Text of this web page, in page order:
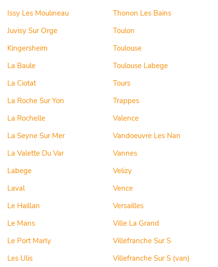
Issy Les Moulineau
Juvisy Sur Orge
Kingersheim
La Baule
La Ciotat
La Roche Sur Yon
La Rochelle
La Seyne Sur Mer
La Valette Du Var
Labege
Laval
Le Haillan
Le Mans
Le Port Marly
Les Ulis
Thonon Les Bains
Toulon
Toulouse
Toulouse Labege
Tours
Trappes
Valence
Vandoeuvre Les Nan
Vannes
Velizy
Vence
Versailles
Ville La Grand
Villefranche Sur S
Villefranche Sur S (van)